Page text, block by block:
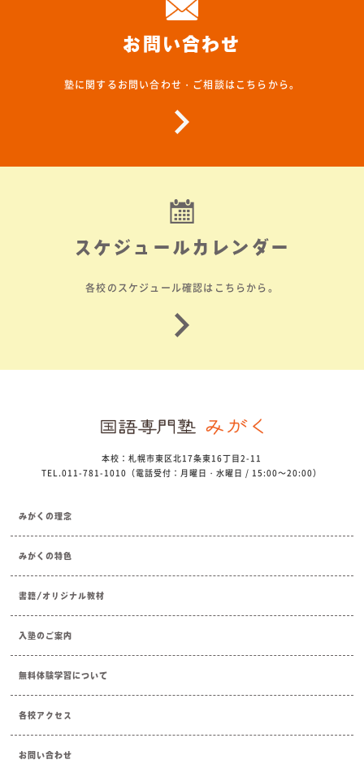
お問い合わせ
塾に関するお問い合わせ・ご相談はこちらから。
スケジュールカレンダー
各校のスケジュール確認はこちらから。
本校：札幌市東区北17条東16丁目2-11
TEL.011-781-1010（電話受付：月曜日・水曜日 / 15:00～20:00）
みがくの理念
みがくの特色
書籍/オリジナル教材
入塾のご案内
無料体験学習について
各校アクセス
お問い合わせ